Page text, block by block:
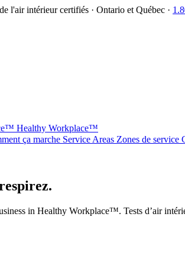
l'air intérieur certifiés · Ontario et Québec ·
Healthy Workplace™
ça marche Service Areas Zones de service
in Healthy Workplace™. Tests d’air